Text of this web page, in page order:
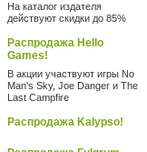
На каталог издателя
действуют скидки до 85%
Распродажа Hello
Games!
В акции участвуют игры No
Man's Sky, Joe Danger и The
Last Campfire
Распродажа Kalypso!